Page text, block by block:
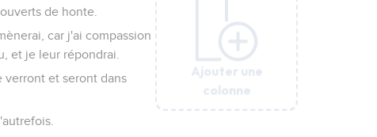
Ajouter une
colonne
Ajouter une
colonne
de honte.
car j'ai compassion
et je leur répondrai.
verront et seront dans
Ajouter une
colonne
Ajouter une
colonne
Ajouter une
colonne
Ajouter une
colonne
Ajouter une
colonne